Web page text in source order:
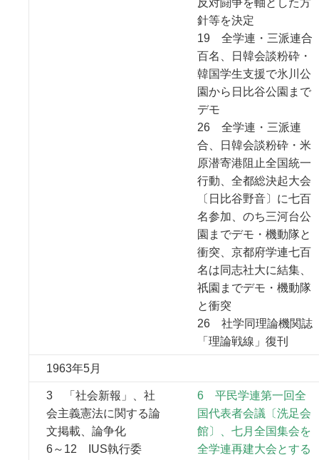
反対闘争を軸とした方
針等を決定
19 全学連・三派連合
百名、日韓会談粉砕・
韓国学生支援で氷川公
園から日比谷公園まで
デモ
26 全学連・三派連
合、日韓会談粉砕・米
原潜寄港阻止全国統一
行動、全都総決起大会
〔日比谷野音〕に七百
名参加、のち三河台公
園までデモ・機動隊と
衝突、京都府学連七百
名は同志社大に結集、
祇園までデモ・機動隊
と衝突
26 社学同理論機関誌
「理論戦線」復刊
1963年5月
3 「社会新報」、社
会主義憲法に関する論
文掲載、論争化
6～12 IUS執行委
6 平民学連第一回全
国代表者会議〔洗足会
館〕、七月全国集会を
全学連再建大会とする